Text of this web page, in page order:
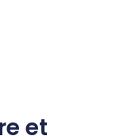
et